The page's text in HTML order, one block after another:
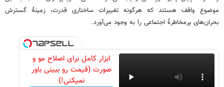
موضوع واقف هستند که هرگونه تغییرات ساختاری قدرت، زمینۀ گسترش
بحران‌های پرمخاطرۀ اجتماعی را به وجود می‌آورد.
ابزار کامل برای اصلاح مو و
صورت (قیمت رو ببینی باور
نمیکنی!)